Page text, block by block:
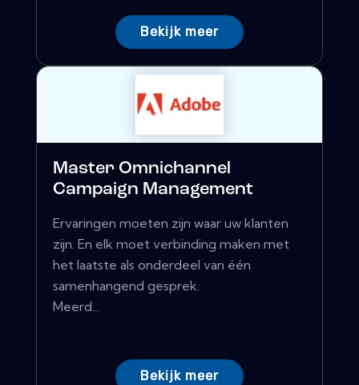
Bekijk meer
Master Omnichannel
Campaign Management
Ervaringen moeten zijn waar uw klanten
zijn. En elk moet verbinding maken met
het laatste als onderdeel van één
samenhangend gesprek.
Meerd...
Bekijk meer